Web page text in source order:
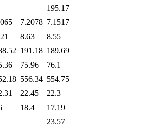
195.17
7.2078 7.1517
8.63
8.55
191.18 189.69
75.96
76.1
556.34 554.75
22.45
22.3
18.4
17.19
23.57